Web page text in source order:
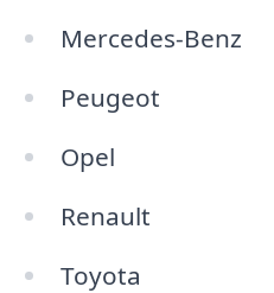
Mercedes-Benz
Peugeot
Opel
Renault
Toyota